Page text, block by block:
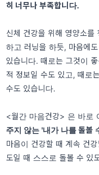
히 너무나 부족합니다.
신체 건강을 위해 영양소
하고 러닝을 하듯, 마음에
있습니다. 때로는 그것이
적 정보일 수도 있고, 때로
수도 있습니다.
<월간 마음건강> 은 바로
주지 않는 '내가 나를 돌볼
마음이 건강할 때 계속 건
도일 때 스스로 돌볼 수 있